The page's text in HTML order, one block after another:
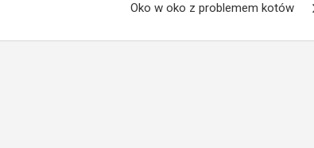
Oko w oko z problemem kotów